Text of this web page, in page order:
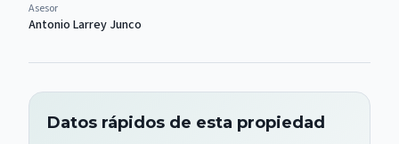
Asesor
Antonio Larrey Junco
Datos rápidos de esta propiedad